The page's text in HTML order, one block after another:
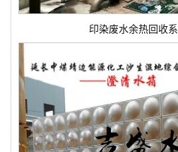
印染废水余热回收